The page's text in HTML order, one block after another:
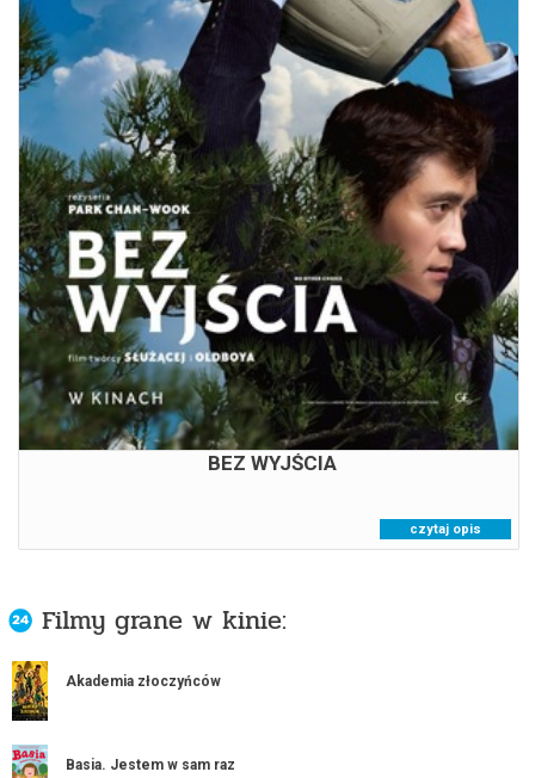
BEZ WYJŚCIA
08.08.2026
czytaj opis
Filmy grane w kinie:
Akademia złoczyńców
Basia. Jestem w sam raz